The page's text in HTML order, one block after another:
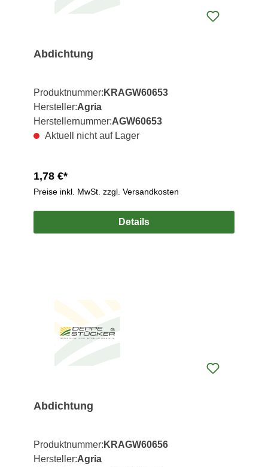
Abdichtung
Produktnummer: KRAGW60653
Hersteller:Agria
Herstellernummer:AGW60653
Aktuell nicht auf Lager
1,78 €*
Preise inkl. MwSt. zzgl. Versandkosten
Details
Abdichtung
Produktnummer: KRAGW60656
Hersteller:Agria